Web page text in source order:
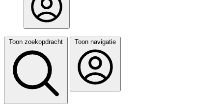
Toon zoekopdracht Toon navigatie